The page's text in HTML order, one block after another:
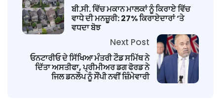
ਬੀ.ਸੀ. ਵਿੱਚ ਮਕਾਨ ਮਾਲਕਾਂ ਨੂੰ ਕਿਰਾਏ ਵਿੱਚ
ਵਾਧੇ ਦੀ ਮਨਜ਼ੂਰੀ: 27% ਕਿਰਾਏਦਾਰਾਂ ‘ਤੇ
ਵਧਦਾ ਬੋਝ
Next Post
ਓਨਟਾਰੀਓ ਦੇ ਸਿੱਖਿਆ ਮੰਤਰੀ ਟੌਡ ਸਮਿੱਥ ਨੇ
ਦਿੱਤਾ ਅਸਤੀਫਾ, ਪ੍ਰੀਮੀਅਰ ਡਗ ਫੋਰਡ ਨੇ
ਜਿਲ ਡਨਲੌਪ ਨੂੰ ਸੌਂਪੀ ਨਵੀਂ ਜ਼ਿੰਮੇਵਾਰੀ